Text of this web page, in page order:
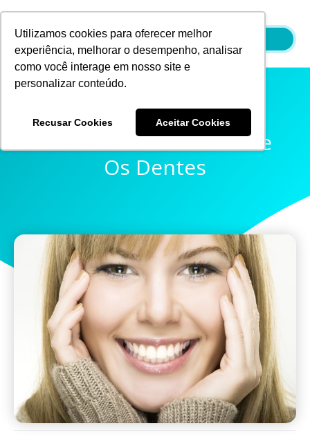
Utilizamos cookies para oferecer melhor
experiência, melhorar o desempenho, analisar
como você interage em nosso site e
personalizar conteúdo.
Recusar Cookies Aceitar Cookies
conteúdo
Mitos E Verdades Sobre
Os Dentes